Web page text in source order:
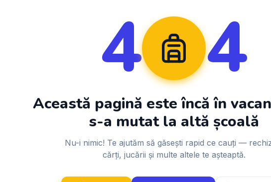
4 4
Această pagină este încă în
s-a mutat la altă școală
Nu-i nimic! Te ajutăm să găsești rapid ce cauți —
cărți, jucării și multe altele te așteaptă.